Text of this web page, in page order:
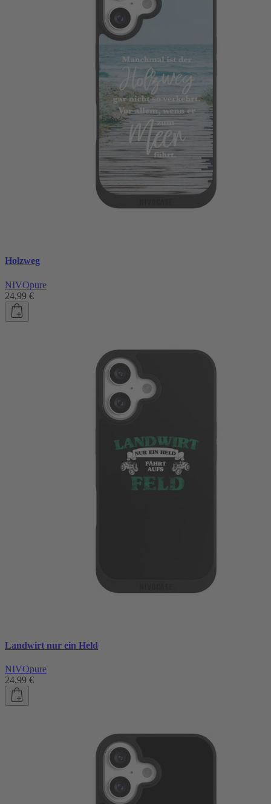
Holzweg
NIVOpure
24,99 €
Landwirt nur ein Held
NIVOpure
24,99 €